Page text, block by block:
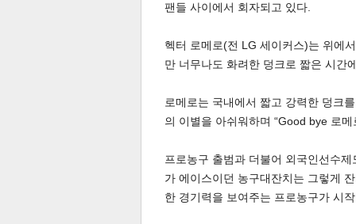
스북 터 공 공유 버블
달기
팬들 사이에서 회자되고 있다.
헥터 로메로(전 LG 세이커스)는 위에
만 너무나도 화려한 덩크로 짧은 시간
로메로는 국내에서 짧고 강력한 덩크
의 이별을 아쉬워하며 “Good bye 로
프로농구 출범과 더불어 외국인선수
가 에이스이던 농구대잔치는 그렇게
한 경기력을 보여주는 프로농구가 시